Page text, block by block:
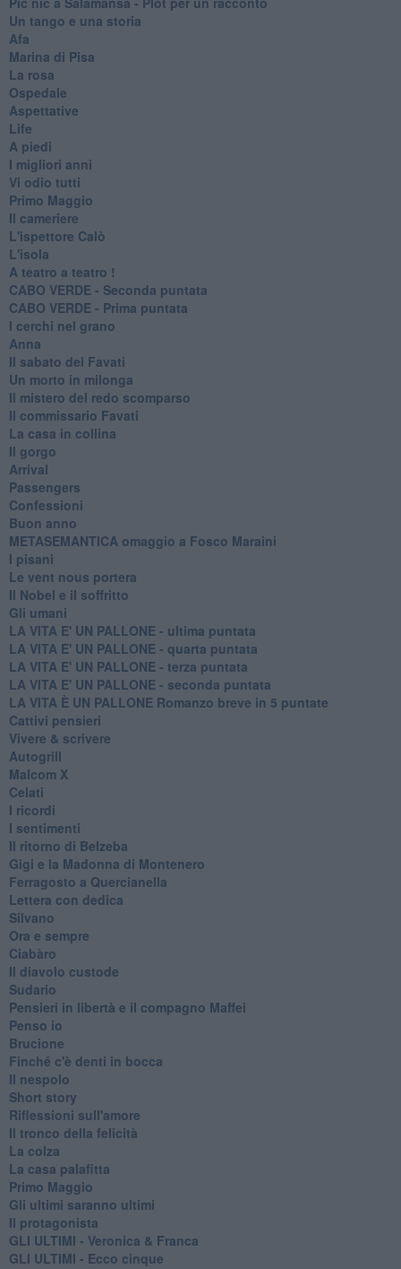
Un tango e una storia
Afa
Marina di Pisa
La rosa
Ospedale
Aspettative
Life
A piedi
I migliori anni
Vi odio tutti
Primo Maggio
Il cameriere
L'ispettore Calò
L'isola
A teatro a teatro !
CABO VERDE - Seconda puntata
CABO VERDE - Prima puntata
I cerchi nel grano
Anna
Il sabato del Favati
Un morto in milonga
Il mistero del redo scomparso
Il commissario Favati
La casa in collina
Il gorgo
Arrival
Passengers
Confessioni
Buon anno
METASEMANTICA omaggio a Fosco Maraini
I pisani
Le vent nous portera
Il Nobel e il soffritto
Gli umani
LA VITA E' UN PALLONE - ultima puntata
LA VITA E' UN PALLONE - quarta puntata
LA VITA E' UN PALLONE - terza puntata
LA VITA E' UN PALLONE - seconda puntata
LA VITA È UN PALLONE Romanzo breve in 5 puntate
Cattivi pensieri
Vivere & scrivere
Autogrill
Malcom X
Celati
I ricordi
I sentimenti
Il ritorno di Belzeba
Gigi e la Madonna di Montenero
Ferragosto a Quercianella
Lettera con dedica
Silvano
Ora e sempre
Ciabàro
Il diavolo custode
Sudario
Pensieri in libertà e il compagno Maffei
Penso io
Brucione
Finché c'è denti in bocca
Il nespolo
Short story
Riflessioni sull'amore
Il tronco della felicità
La colza
La casa palafitta
Primo Maggio
Gli ultimi saranno ultimi
Il protagonista
GLI ULTIMI - Veronica & Franca
GLI ULTIMI - Ecco cinque